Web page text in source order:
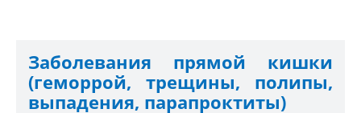
Заболевания прямой кишки
(геморрой, трещины, полипы,
выпадения, парапроктиты)